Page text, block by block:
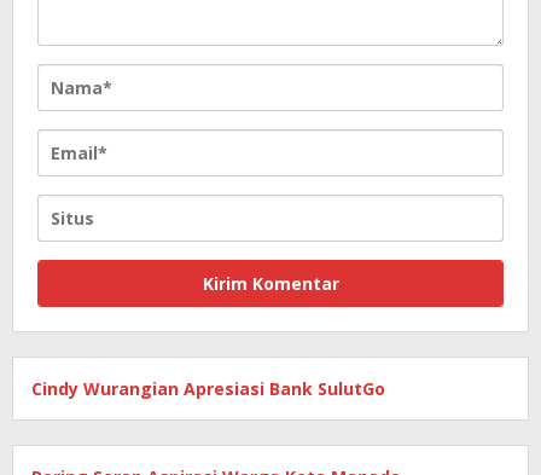
Cindy Wurangian Apresiasi Bank SulutGo